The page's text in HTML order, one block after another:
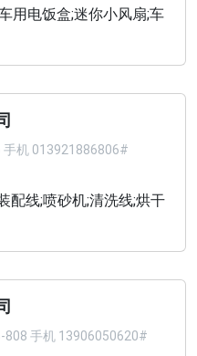
用电饭盒;迷你小风扇;车
机 013921886806#
配线;喷砂机;清洗线;烘干
手机 13906050620#